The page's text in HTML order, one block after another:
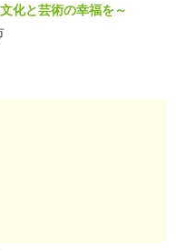
化と芸術の幸福を～